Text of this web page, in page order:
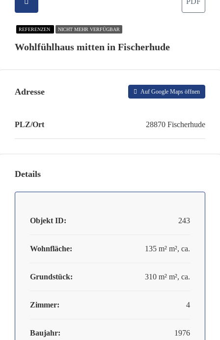
REFERENZEN NICHT MEHR VERFÜGBAR
Wohlfühlhaus mitten in Fischerhude
Adresse Auf Google Maps öffnen
PLZ/Ort 28870 Fischerhude
Details
Objekt ID: 243
Wohnfläche: 135 m² m², ca.
Grundstück: 310 m² m², ca.
Zimmer: 4
Baujahr: 1976